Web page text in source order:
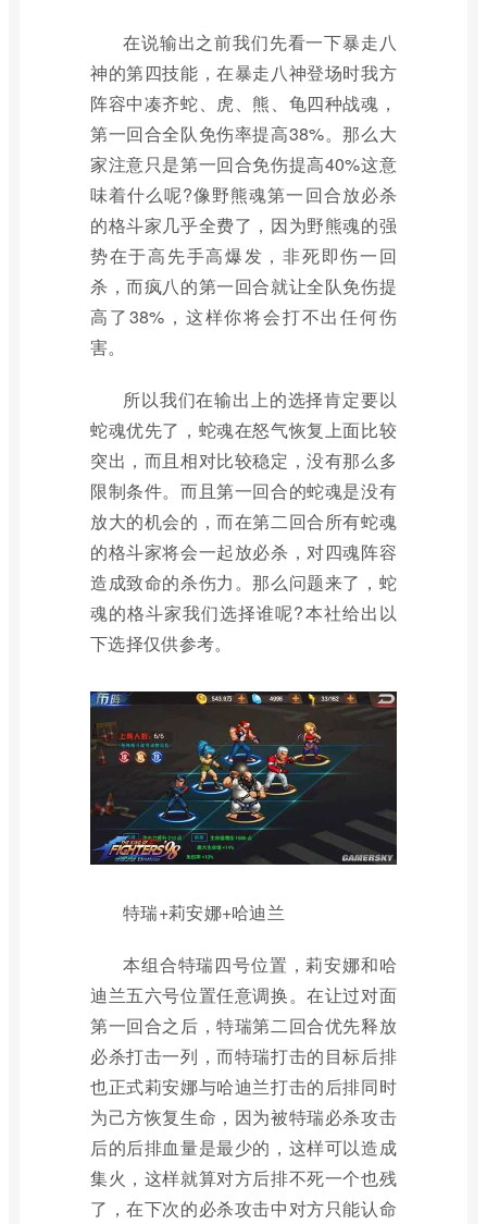
在说输出之前我们先看一下暴走八
神的第四技能，在暴走八神登场时我方
阵容中凑齐蛇、虎、熊、龟四种战魂，
第一回合全队免伤率提高38%。那么大
家注意只是第一回合免伤提高40%这意
味着什么呢?像野熊魂第一回合放必杀
的格斗家几乎全费了，因为野熊魂的强
势在于高先手高爆发，非死即伤一回
杀，而疯八的第一回合就让全队免伤提
高了38%，这样你将会打不出任何伤
害。
所以我们在输出上的选择肯定要以
蛇魂优先了，蛇魂在怒气恢复上面比较
突出，而且相对比较稳定，没有那么多
限制条件。而且第一回合的蛇魂是没有
放大的机会的，而在第二回合所有蛇魂
的格斗家将会一起放必杀，对四魂阵容
造成致命的杀伤力。那么问题来了，蛇
魂的格斗家我们选择谁呢?本社给出以
下选择仅供参考。
特瑞+莉安娜+哈迪兰
本组合特瑞四号位置，莉安娜和哈
迪兰五六号位置任意调换。在让过对面
第一回合之后，特瑞第二回合优先释放
必杀打击一列，而特瑞打击的目标后排
也正式莉安娜与哈迪兰打击的后排同时
为己方恢复生命，因为被特瑞必杀攻击
后的后排血量是最少的，这样可以造成
集火，这样就算对方后排不死一个也残
了，在下次的必杀攻击中对方只能认命